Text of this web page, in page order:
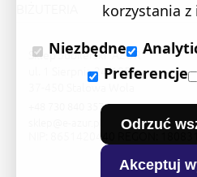
Sklep Jubilerski "AZUR"
ul. 1 Sierpnia 24/105
37-450 Stalowa Wola
+48 730 840 357
NIP: 8651420440 REGON:
korzystania z
Niezbędne
Preferencje
Odrzuć
Akceptuj